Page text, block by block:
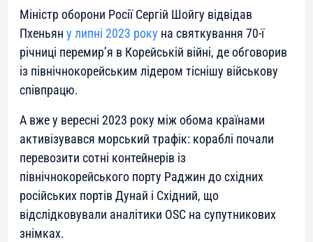
Міністр оборони Росії Сергій Шойгу відвідав
Пхеньян у липні 2023 року на святкування 70-ї
річниці перемир’я в Корейській війні, де обговорив
із північнокорейським лідером тіснішу військову
співпрацю.
А вже у вересні 2023 року між обома країнами
активізувався морський трафік: кораблі почали
перевозити сотні контейнерів із
північнокорейського порту Раджин до східних
російських портів Дунай і Східний, що
відслідковували аналітики OSC на супутникових
знімках.